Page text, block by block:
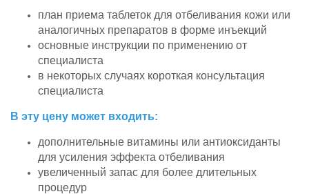
план приема таблеток для отбеливания кожи или
аналогичных препаратов в форме инъекций
основные инструкции по применению от
специалиста
в некоторых случаях короткая консультация
специалиста
В эту цену может входить:
дополнительные витамины или антиоксиданты
для усиления эффекта отбеливания
увеличенный запас для более длительных
процедур